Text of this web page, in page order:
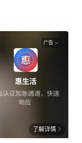
广告
了解详情